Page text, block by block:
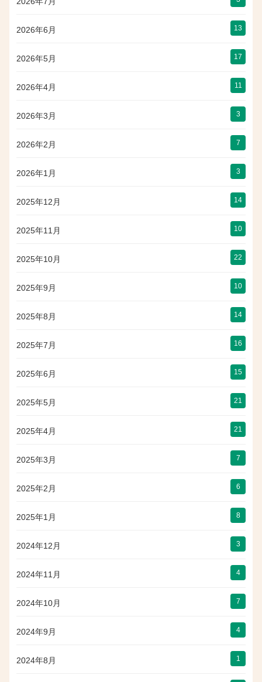
2026年6月 13
2026年5月 17
2026年4月 11
2026年3月 3
2026年2月 7
2026年1月 3
2025年12月 14
2025年11月 10
2025年10月 22
2025年9月 10
2025年8月 14
2025年7月 16
2025年6月 15
2025年5月 21
2025年4月 21
2025年3月 7
2025年2月 6
2025年1月 8
2024年12月 3
2024年11月 4
2024年10月 7
2024年9月 4
2024年8月 1